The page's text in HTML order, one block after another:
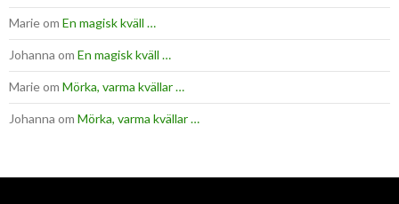
Marieom En magisk kväll …
Johanna om En magisk kväll …
Marieom Mörka, varma kvällar …
Johanna om Mörka, varma kvällar …